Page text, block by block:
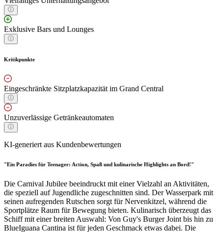
Exklusive Bars und Lounges
Kritikpunkte
Eingeschränkte Sitzplatzkapazität im Grand Central
Unzuverlässige Getränkeautomaten
KI-generiert aus Kundenbewertungen
"Ein Paradies für Teenager: Action, Spaß und kulinarische Highlights an Bord!"
Die Carnival Jubilee beeindruckt mit einer Vielzahl an Aktivitäten,
die speziell auf Jugendliche zugeschnitten sind. Der Wasserpark mit
seinen aufregenden Rutschen sorgt für Nervenkitzel, während die
Sportplätze Raum für Bewegung bieten. Kulinarisch überzeugt das
Schiff mit einer breiten Auswahl: Von Guy's Burger Joint bis hin zu
BlueIguana Cantina ist für jeden Geschmack etwas dabei. Die